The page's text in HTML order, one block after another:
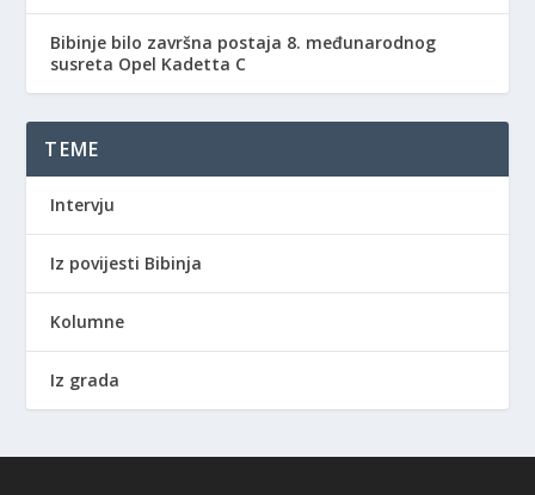
Bibinje bilo završna postaja 8. međunarodnog
susreta Opel Kadetta C
TEME
Intervju
Iz povijesti Bibinja
Kolumne
Iz grada